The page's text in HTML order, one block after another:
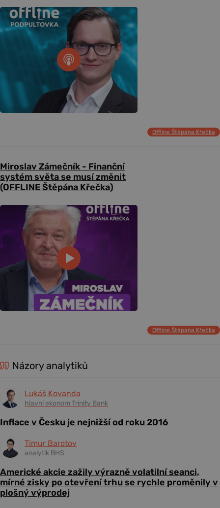
Offline Štěpána Křečka
Miroslav Zámečník - Finanční
systém světa se musí změnit
(OFFLINE Štěpána Křečka)
Offline Štěpána Křečka
Názory analytiků
Lukáš Kovanda
hlavní ekonom Trinity Bank
Inflace v Česku je nejnižší od roku 2016
Timur Barotov
analytik BHS
Americké akcie zažily výrazně volatilní seanci,
mírné zisky po otevření trhu se rychle proměnily v
plošný výprodej